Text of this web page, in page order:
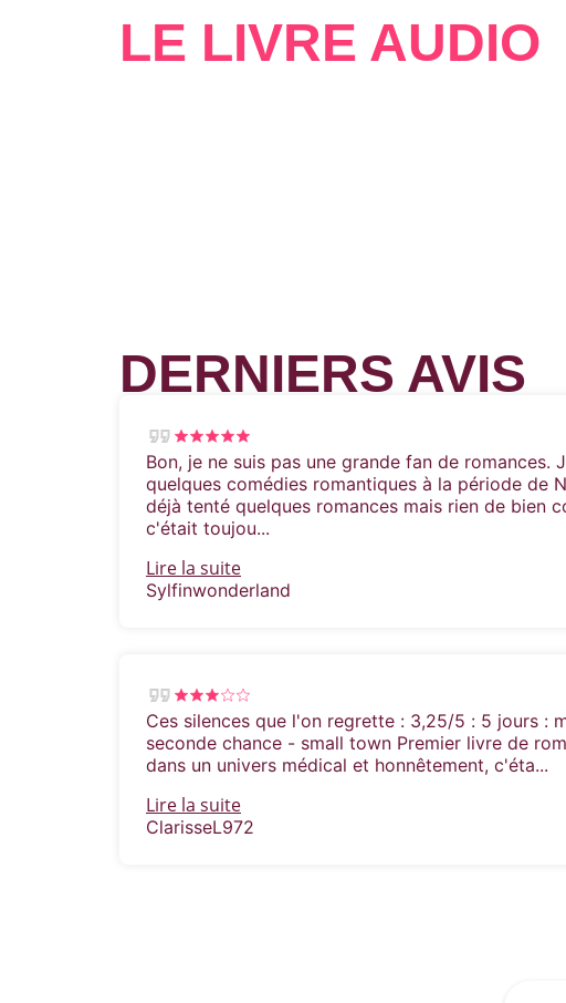
LE LIVRE AUDIO
DERNIERS AVIS
Bon, je ne suis pas une grande fan de romances.
quelques comédies romantiques à la période de
déjà tenté quelques romances mais rien de bien
c'était toujou...
Lire la suite
Sylfinwonderland
Ces silences que l'on regrette : 3,25/5 : 5 jours :
seconde chance - small town Premier livre de
dans un univers médical et honnêtement, c'éta...
Lire la suite
ClarisseL972